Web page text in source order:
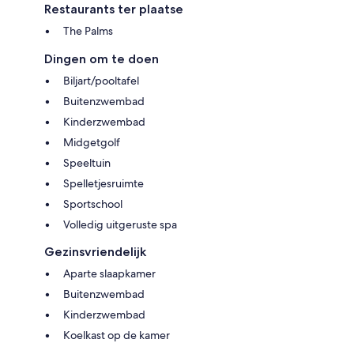
Restaurants ter plaatse
The Palms
Dingen om te doen
Biljart/pooltafel
Buitenzwembad
Kinderzwembad
Midgetgolf
Speeltuin
Spelletjesruimte
Sportschool
Volledig uitgeruste spa
Gezinsvriendelijk
Aparte slaapkamer
Buitenzwembad
Kinderzwembad
Koelkast op de kamer